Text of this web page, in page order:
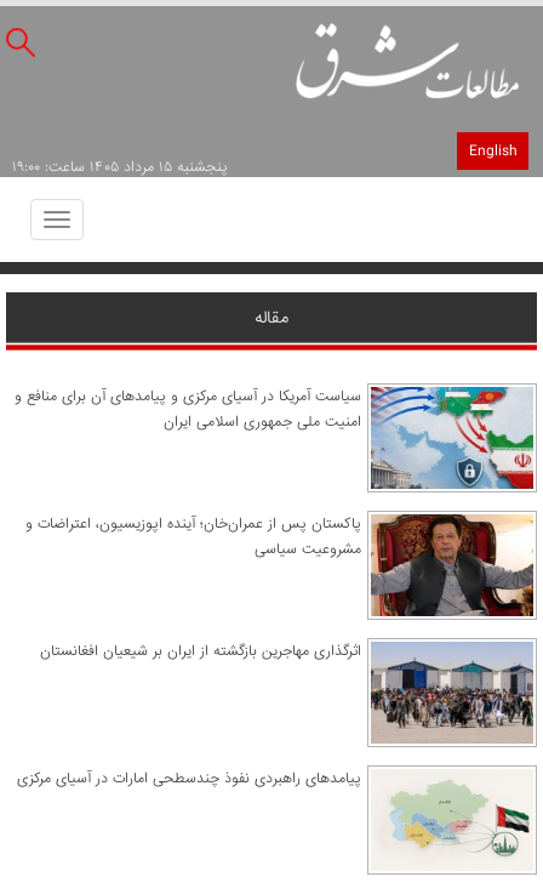
English
پنجشنبه ۱۵ مرداد ۱۴۰۵ ساعت: ۱۹:۰۰
Toggle
مقاله
سیاست آمریکا در آسیای مرکزی و پیامدهای آن برای منافع و
امنیت ملی جمهوری اسلامی ایران
پاکستان پس از عمران‌خان؛ آینده اپوزیسیون، اعتراضات و
مشروعیت سیاسی
اثرگذاری مهاجرین بازگشته از ایران بر شیعیان افغانستان
پیامدهای راهبردی نفوذ چندسطحی امارات در آسیای مرکزی